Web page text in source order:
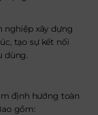
nghiệp xây dựng
tạo sự kết nối
dùng.
định hướng toàn
gồm: